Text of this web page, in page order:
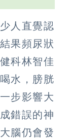
人直覺認
果頻尿狀
科林智佳
水，膀胱
步影響大
錯誤的神
腦仍會發